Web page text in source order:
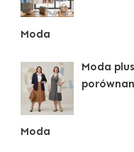
Moda
Moda
Moda